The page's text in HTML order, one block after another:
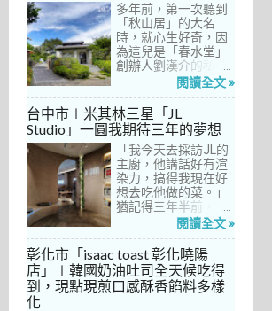
宮」到台中的
「澀」，再比較了幾
間價位較親民的牛排
餐廳……，最終，小禎
選定了阿姨及表弟剛
去吃過的「法森小
館」，理由很簡單：
歐法套餐1680元起的
價位可以接受，而且
不是無菜單料理，從
開胃菜、湯品、主
菜、甜點等，通通可
以選自己喜歡的，小
禎覺得能夠自由搭配
很讚！而且「法森小
館」是台中老字號的
不斷，能夠屹立不搖
這麼多年，一定有它
的道理在呀！
多年前，第一次聽到
「秋山居」的大名
時，就心生好奇，因
為這兒是「春水堂」
創辦人劉漢介的私人
招待所，只對會員開
自從十多年前搬回彰
化之後，小禎才開始
上春水堂吃飯、喝
茶，有一度還把春水
堂當麵店在吃，每週
到台中上課時，總忍
不住奔入春水堂，點
上一碗「XO醬拌麵」
搭配一杯茶飲，後來
也嘗試過其他茶點，
對春水堂的餐飲很有
信心。因此，一得知
秋山居是春水堂創辦
人開設的，感覺就是
閱讀全文 »
台中市∣米其林三星「JL
Studio」一圓我期待三年的夢想
「我今天去採訪JL的
主廚，他講話好有渲
染力，搞得我現在好
想去吃他做的菜。」
猶記得三年半前，當
米其林評鑑要來台中
做了一次得獎預測，
於是我因為工作踏入
JL Studio，當天回家
之後，我就迫不及待
閱讀全文 »
彰化市「isaac toast 彰化曉陽
店」∣韓國奶油吐司全天候吃得
到，現點現煎口感酥香餡料多樣
化